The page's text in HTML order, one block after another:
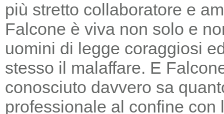
più stretto collaboratore e
Falcone è viva non solo e
uomini di legge coraggiosi
stesso il malaffare. E
conosciuto davvero sa
professionale al confine